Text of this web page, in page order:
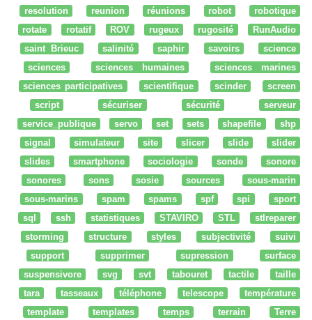
resolution
reunion réunions robot
robotique
rotate
rotatif ROV rugeux rugosité
RunAudio
saint Brieuc
salinité saphir savoirs
science
sciences
sciences humaines
sciences marines
sciences participatives
scientifique scinder
screen
script
sécuriser sécurité
serveur
service_publique
servo set sets shapefile
shp
signal
simulateur site slicer slide
slider
slides
smartphone sociologie sonde
sonore
sonores
sons sosie sources
sous-marin
sous-marins
spam spams spf spi
sport
sql
ssh statistiques STAVIRO STL
stlreparer
storming
structure styles subjectivité
suivi
support
supprimer supression
surface
suspensivore
svg svt tabouret tactile
taille
tara
tasseaux téléphone telescope
température
template
templates temps terrain
Terre